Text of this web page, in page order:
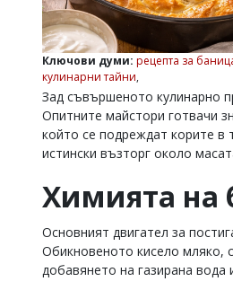
v.vasilev@flagman.bg
Касабова,
k.kassabova@flagman.bg
Главен
редактор:
Колев,
Коментарите
статиите
въвеждат
Ключови думи: рецепта за
кулинарни тайни,
Зад съвършеното кулинарно
Опитните майстори готвачи
който се подреждат корите в
истински възторг около
Химията на
Основният двигател за
Обикновеното кисело мляко,
добавянето на газирана вода